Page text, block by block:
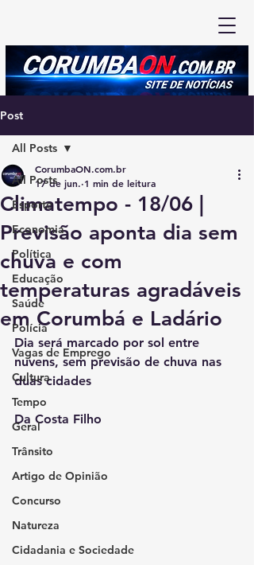
Post
All Posts
Esporte
Economia
Política
Educação
Saúde
Polícia
Vagas de Emprego
Cultura
Tempo
Geral
Trânsito
Artigo de Opinião
Concurso
Natureza
Cidadania e Sociedade
All Posts
Climatempo - 18/06 |
Previsão aponta dia sem
chuva e com
temperaturas agradáveis
em Corumbá e Ladário
CorumbaON.com.br
17 de jun. 1 min de leitura
Dia será marcado por sol entre
nuvens, sem previsão de chuva nas
duas cidades
Da Costa Filho